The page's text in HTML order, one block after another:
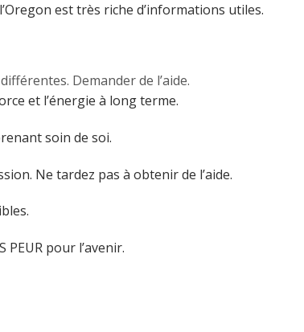
est très riche d’informations utiles.
Demander de l’aide.
et l’énergie à long terme.
soin de soi.
Ne tardez pas à obtenir de l’aide.
PEUR pour l’avenir.